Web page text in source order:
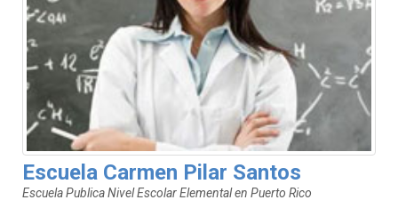
Escuela Carmen Pilar Santos
Escuela Publica Nivel Escolar Elemental en Puerto Rico